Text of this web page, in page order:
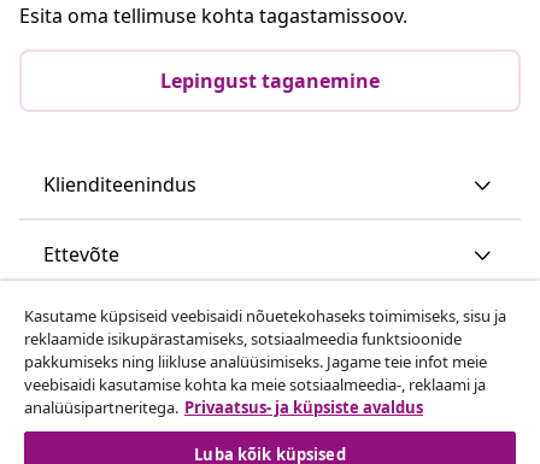
Esita oma tellimuse kohta tagastamissoov.
Lepingust taganemine
Klienditeenindus
Ettevõte
vidaXL
Vaata rohkem
Kasutame küpsiseid veebisaidi nõuetekohaseks toimimiseks, sisu ja
reklaamide isikupärastamiseks, sotsiaalmeedia funktsioonide
pakkumiseks ning liikluse analüüsimiseks. Jagame teie infot meie
veebisaidi kasutamise kohta ka meie sotsiaalmeedia-, reklaami ja
analüüsipartneritega. Privaatsus- ja küpsiste avaldus
Luba kõik küpsised